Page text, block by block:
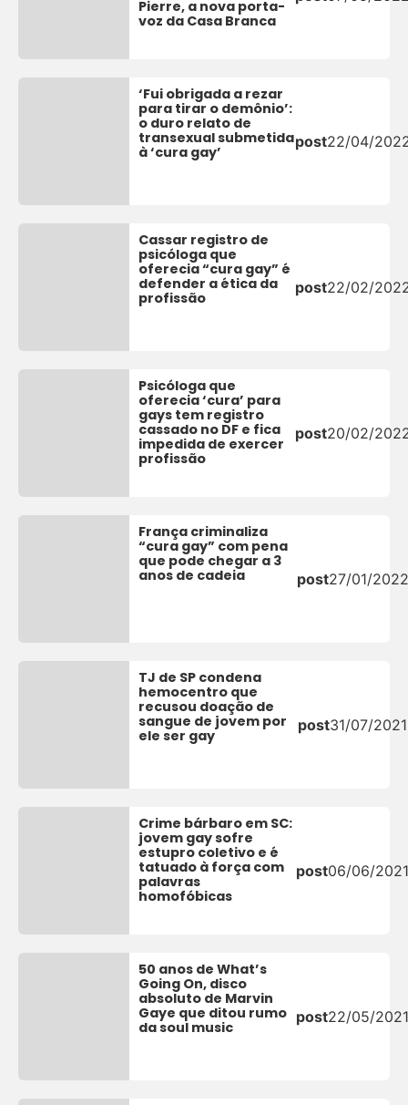
Pierre, a nova porta-
voz da Casa Branca
‘Fui obrigada a rezar
para tirar o demônio’:
o duro relato de
transexual submetida
à ‘cura gay’
post22/04/
Cassar registro de
psicóloga que
oferecia “cura gay” é
defender a ética da
profissão
post22/02/
Psicóloga que
oferecia ‘cura’ para
gays tem registro
cassado no DF e fica
impedida de exercer
profissão
post20/02/
França criminaliza
“cura gay” com pena
que pode chegar a 3
anos de cadeia
post27/01/2022
TJ de SP condena
hemocentro que
recusou doação de
sangue de jovem por
ele ser gay
post31/07/2021
Crime bárbaro em SC:
jovem gay sofre
estupro coletivo e é
tatuado à força com
palavras
homofóbicas
post06/06/
50 anos de What’s
Going On, disco
absoluto de Marvin
Gaye que ditou rumo
da soul music
post22/05/